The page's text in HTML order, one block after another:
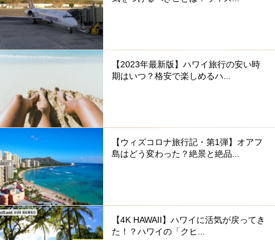
【2023年最新版】ハワイ旅行の安い時
期はいつ？格安で楽しめるハ...
【ウィズコロナ旅行記・第1弾】オアフ
島はどう変わった？絶景と絶品...
【4K HAWAII】ハワイに活気が戻ってき
た！？ハワイの「クヒ...